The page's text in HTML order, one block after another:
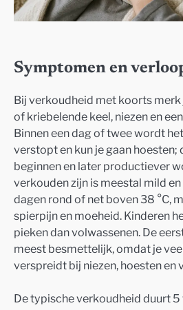
Symptomen en
Bij verkoudheid met koorts merk
of kriebelende keel, niezen en
Binnen een dag of twee wordt
verstopt en kun je gaan hoesten;
beginnen en later productiever
verkouden zijn is meestal mild
dagen rond of net boven 38 °C,
spierpijn en moeheid. Kinderen
pieken dan volwassenen. De
meest besmettelijk, omdat je
verspreidt bij niezen, hoesten en
De typische verkoudheid duurt 5